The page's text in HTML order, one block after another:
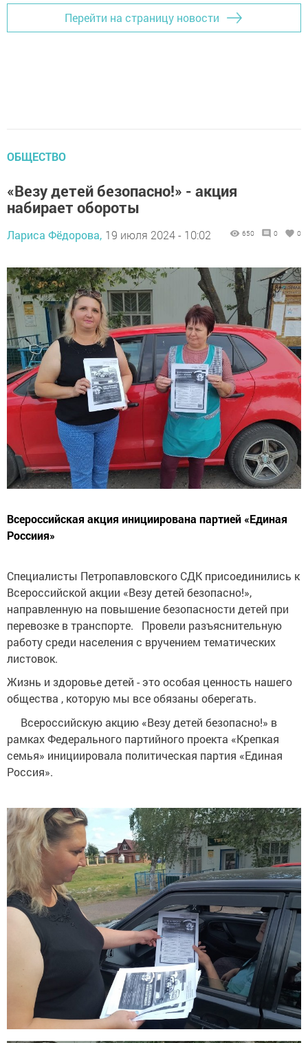
Перейти на страницу новости
ОБЩЕСТВО
«Везу детей безопасно!» - акция
набирает обороты
Лариса Фёдорова, 19 июля 2024 - 10:02 650 0 0
Всероссийская акция инициирована партией «Единая
Россиия»
Специалисты Петропавловского СДК присоединились к
Всероссийской акции «Везу детей безопасно!»,
направленную на повышение безопасности детей при
перевозке в транспорте. Провели разъяснительную
работу среди населения с вручением тематических
листовок.
Жизнь и здоровье детей - это особая ценность нашего
общества , которую мы все обязаны оберегать.
Всероссийскую акцию «Везу детей безопасно!» в
рамках Федерального партийного проекта «Крепкая
семья» инициировала политическая партия «Единая
Россия».